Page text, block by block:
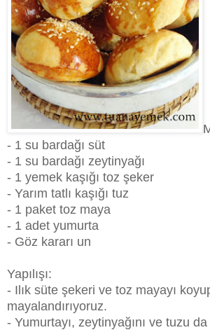
- 1 su bardağı süt
- 1 su bardağı zeytinyağı
- 1 yemek kaşığı toz şeker
- Yarım tatlı kaşığı tuz
- 1 paket toz maya
- 1 adet yumurta
- Göz kararı un
Yapılışı:
- Ilık süte şekeri ve toz mayayı
mayalandırıyoruz.
- Yumurtayı, zeytinyağını ve tuzu